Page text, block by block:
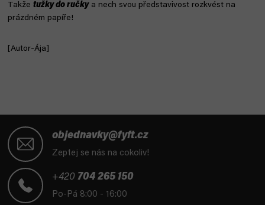
Takže tužky do ručkya nech svou představivost rozkvést na
prázdném papíře!
[Autor-Ája]
objednavky@fyft.cz
Zeptej se nás na cokoliv!
+420 704 265 150
Po-Pá 8:00 - 16:00